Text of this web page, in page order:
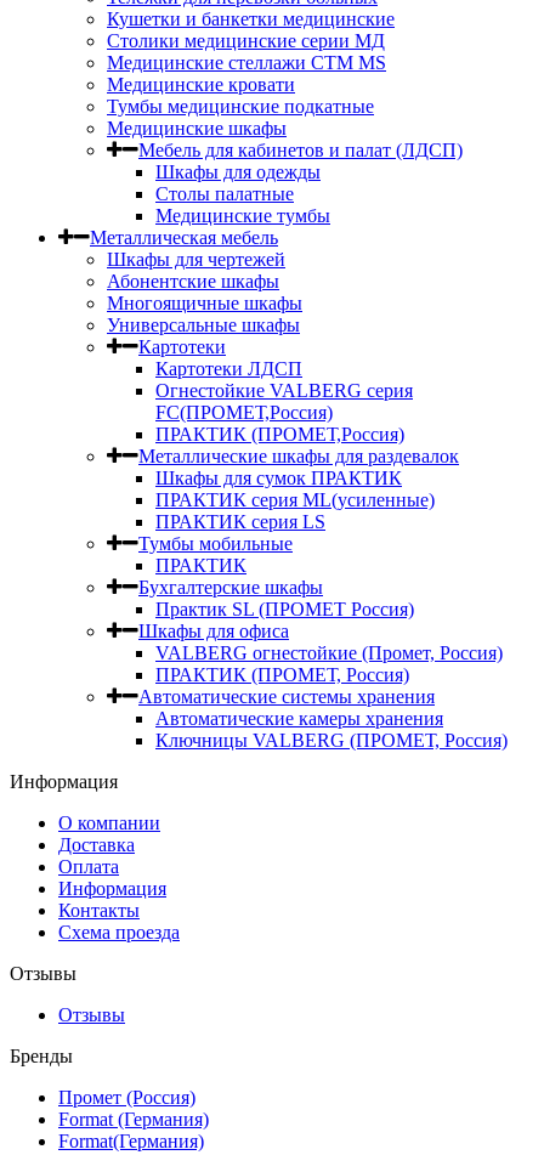
Кушетки и банкетки медицинские
Столики медицинские серии МД
Медицинские стеллажи СТМ MS
Медицинские кровати
Тумбы медицинские подкатные
Медицинские шкафы
Мебель для кабинетов и палат (ЛДСП)
Шкафы для одежды
Столы палатные
Медицинские тумбы
Металлическая мебель
Шкафы для чертежей
Абонентские шкафы
Многоящичные шкафы
Универсальные шкафы
Картотеки
Картотеки ЛДСП
Огнестойкие VALBERG серия
FC(ПРОМЕТ,Россия)
ПРАКТИК (ПРОМЕТ,Россия)
Металлические шкафы для раздевалок
Шкафы для сумок ПРАКТИК
ПРАКТИК серия ML(усиленные)
ПРАКТИК серия LS
Тумбы мобильные
ПРАКТИК
Бухгалтерские шкафы
Практик SL (ПРОМЕТ Россия)
Шкафы для офиса
VALBERG огнестойкие (Промет, Россия)
ПРАКТИК (ПРОМЕТ, Россия)
Автоматические системы хранения
Автоматические камеры хранения
Ключницы VALBERG (ПРОМЕТ, Россия)
Информация
О компании
Доставка
Оплата
Информация
Контакты
Схема проезда
Отзывы
Отзывы
Бренды
Промет (Россия)
Format (Германия)
Format(Германия)